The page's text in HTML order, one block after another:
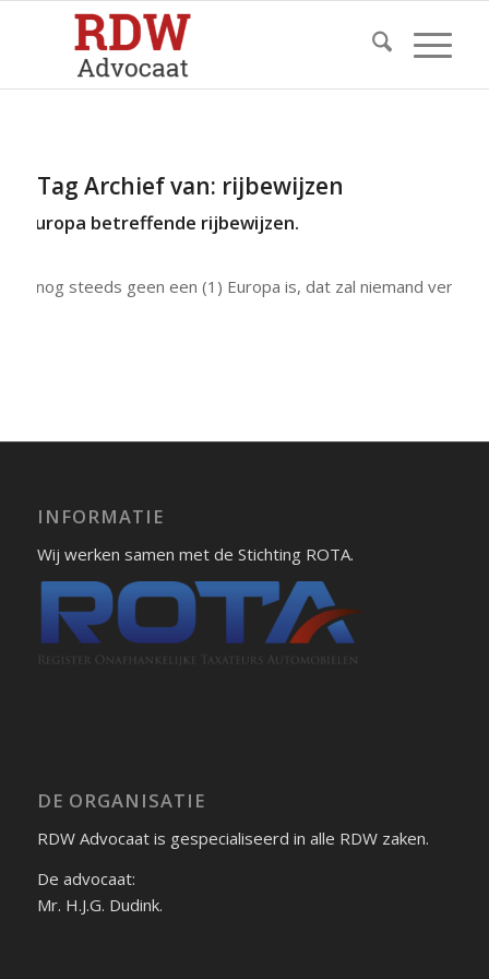
Tag Archief van: rijbewijzen
Europa betreffende rijbewijzen.
het nog steeds geen een (1) Europa is, dat zal niemand
INFORMATIE
Wij werken samen met de Stichting ROTA.
DE ORGANISATIE
RDW Advocaat is gespecialiseerd in alle RDW zaken.
De advocaat:
Mr. H.J.G. Dudink.